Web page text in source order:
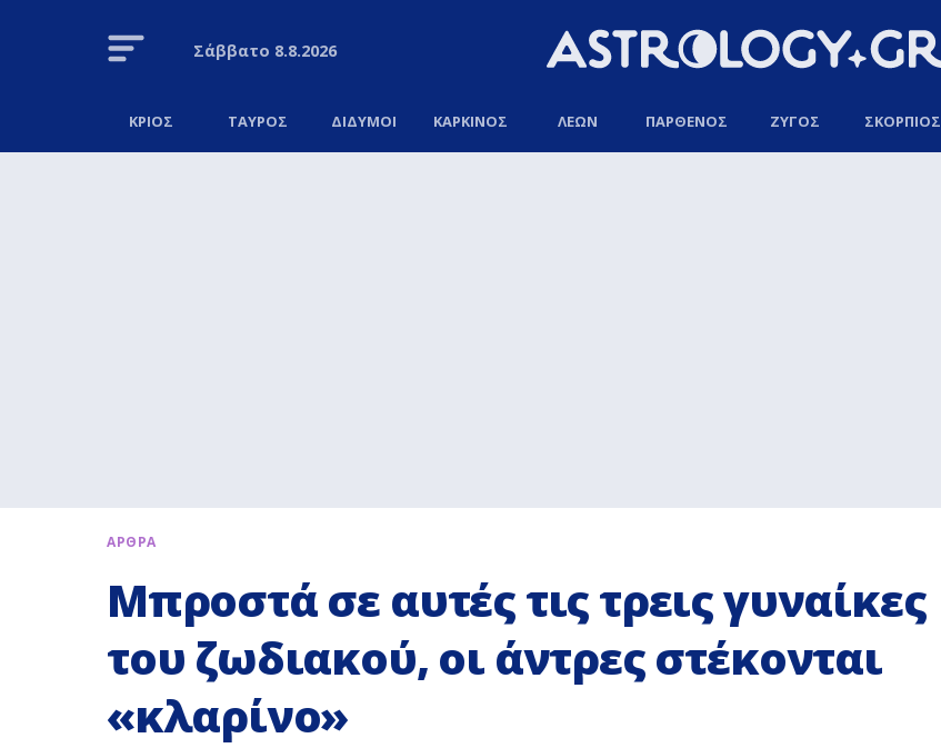
Σάββατο 8.8.2026
ΚΡΙΟΣ ΤΑΥΡΟΣ ΔΙΔΥΜΟΙ ΚΑΡΚΙΝΟΣ ΛΕΩΝ ΠΑΡΘΕΝΟΣ ΖΥΓΟΣ ΣΚΟΡΠΙΟΣ
ΑΡΘΡΑ
Μπροστά σε αυτές τις τρεις γυναίκες
του ζωδιακού, οι άντρες στέκονται
«κλαρίνο»